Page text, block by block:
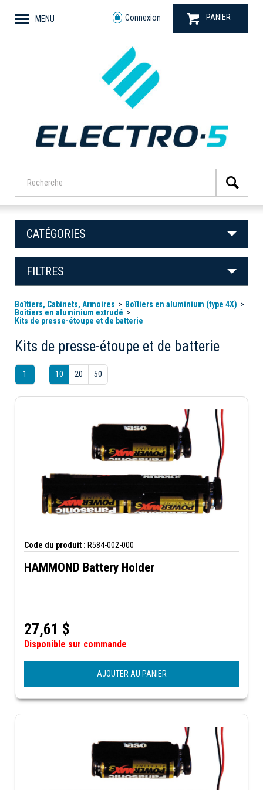
MENU Connexion PANIER
CATÉGORIES
FILTRES
Boîtiers, Cabinets, Armoires
Boîtiers en aluminium (type 4X)
Boîtiers en aluminium extrudé
Kits de presse-étoupe et de batterie
Kits de presse-étoupe et de batterie
1 10 20 50
Code du produit : R584-002-000
HAMMOND Battery Holder
27,61 $
Disponible sur commande
AJOUTER AU PANIER